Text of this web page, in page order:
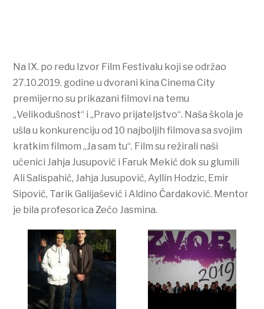
Na IX. po redu Izvor Film Festivalu koji se održao
27.10.2019. godine u dvorani kina Cinema City
premijerno su prikazani filmovi na temu
„Velikodušnost“ i „Pravo prijateljstvo“. Naša škola je
ušla u konkurenciju od 10 najboljih filmova sa svojim
kratkim filmom „Ja sam tu“. Film su režirali naši
učenici Jahja Jusupović i Faruk Mekić dok su glumili
Ali Salispahić, Jahja Jusupović, Ayllin Hodzic, Emir
Sipović, Tarik Galijašević i Aldino Čardaković. Mentor
je bila profesorica Zećo Jasmina.